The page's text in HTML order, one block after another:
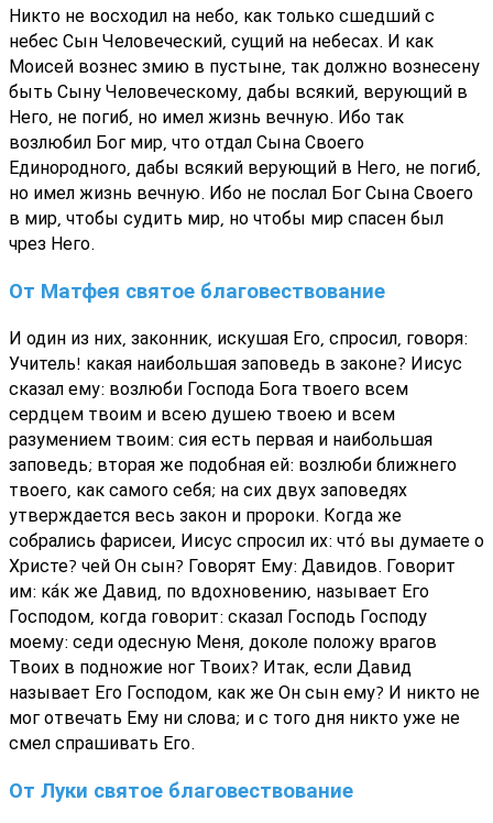
Никто не восходил на небо, как только сшедший с
небес Сын Человеческий, сущий на небесах. И как
Моисей вознес змию в пустыне, так должно вознесену
быть Сыну Человеческому, дабы всякий, верующий в
Него, не погиб, но имел жизнь вечную. Ибо так
возлюбил Бог мир, что отдал Сына Своего
Единородного, дабы всякий верующий в Него, не погиб,
но имел жизнь вечную. Ибо не послал Бог Сына Своего
в мир, чтобы судить мир, но чтобы мир спасен был
чрез Него.
От Матфея святое благовествование
И один из них, законник, искушая Его, спросил, говоря:
Учитель! какая наибольшая заповедь в законе? Иисус
сказал ему: возлюби Господа Бога твоего всем
сердцем твоим и всею душею твоею и всем
разумением твоим: сия есть первая и наибольшая
заповедь; вторая же подобная ей: возлюби ближнего
твоего, как самого себя; на сих двух заповедях
утверждается весь закон и пророки. Когда же
собрались фарисеи, Иисус спросил их: что́ вы думаете о
Христе? чей Он сын? Говорят Ему: Давидов. Говорит
им: ка́к же Давид, по вдохновению, называет Его
Господом, когда говорит: сказал Господь Господу
моему: седи одесную Меня, доколе положу врагов
Твоих в подножие ног Твоих? Итак, если Давид
называет Его Господом, как же Он сын ему? И никто не
мог отвечать Ему ни слова; и с того дня никто уже не
смел спрашивать Его.
От Луки святое благовествование